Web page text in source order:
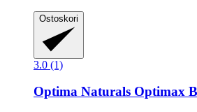
Ostoskori
3.0 (1)
Optima Naturals Optimax